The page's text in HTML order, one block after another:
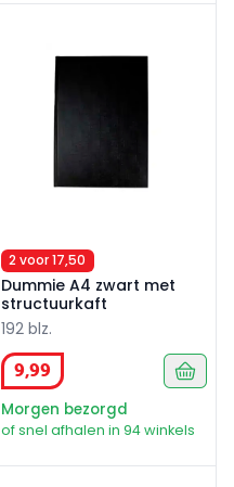
2 voor 17,50
Dummie A4 zwart met
structuurkaft
192 blz.
9,99
Morgen bezorgd
of snel afhalen in 94 winkels